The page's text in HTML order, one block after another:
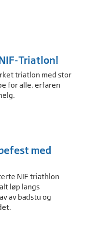
Triatlon!
triatlon med stor
for alle, erfaren
med
NIF triathlon
løp langs
av badstu og